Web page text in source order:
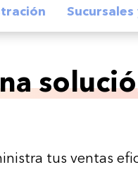
Sucursales
tus ventas